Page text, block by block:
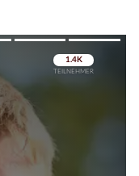
Überspringen